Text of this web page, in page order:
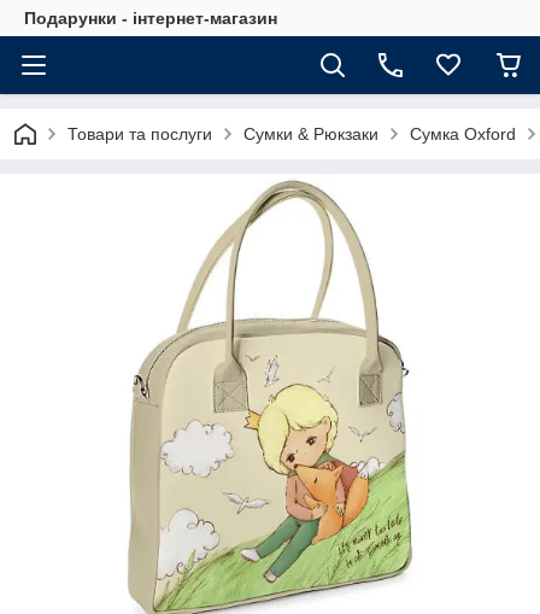
Подарунки - інтернет-магазин
Товари та послуги Сумки & Рюкзаки Сумка Oxford